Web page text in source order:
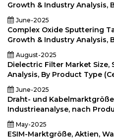
Growth & Industry Analysis,
June-2025
Complex Oxide Sputtering
Growth & Industry Analysis,
August-2025
Dielectric Filter Market Size,
Analysis, By Product Type
June-2025
Draht- und
Industrieanalyse, nach
May-2025
ESIM-Marktgröße, Aktien,